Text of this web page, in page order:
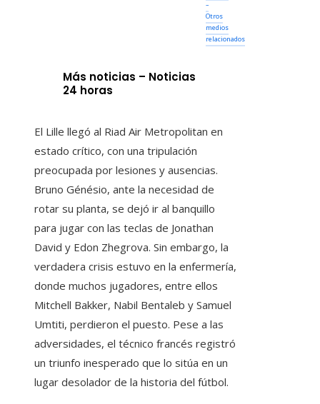
–
Otros
medios
relacionados
Más noticias – Noticias
24 horas
El Lille llegó al Riad Air Metropolitan en
estado crítico, con una tripulación
preocupada por lesiones y ausencias.
Bruno Génésio, ante la necesidad de
rotar su planta, se dejó ir al banquillo
para jugar con las teclas de Jonathan
David y Edon Zhegrova. Sin embargo, la
verdadera crisis estuvo en la enfermería,
donde muchos jugadores, entre ellos
Mitchell Bakker, Nabil Bentaleb y Samuel
Umtiti, perdieron el puesto. Pese a las
adversidades, el técnico francés registró
un triunfo inesperado que lo sitúa en un
lugar desolador de la historia del fútbol.